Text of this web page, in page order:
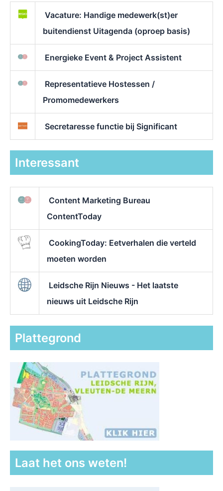
Vacature: Handige medewerk(st)er
buitendienst Uitagenda (oproep basis)
Energieke Event & Project Assistent
Representatieve Hostessen /
Promomedewerkers
Secretaresse functie bij Significant
Interessant
Content Marketing Bureau
ContentToday
CookingToday: Eetverhalen die verteld
moeten worden
Leidsche Rijn Nieuws - Het laatste
nieuws uit Leidsche Rijn
Plattegrond
Laat het ons weten!